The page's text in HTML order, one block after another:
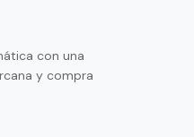
con una
y compra